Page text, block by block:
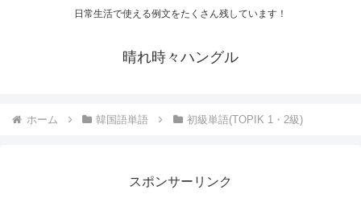
日常生活で使える例文をたくさん残しています！
晴れ時々ハングル
ホーム 韓国語単語 初級単語(TOPIK 1・2級)
スポンサーリンク